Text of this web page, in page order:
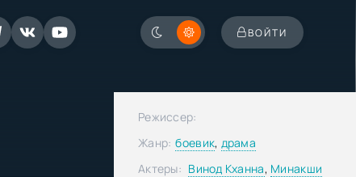
ВОЙТИ
Режиссер:
Жанр: боевик, драма
Актеры: Винод Кханна, Минакши